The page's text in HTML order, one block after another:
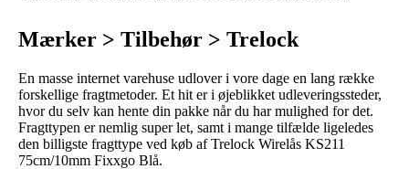
Mærker > Tilbehør > Trelock
En masse internet varehuse udlover i vore dage en lang række
forskellige fragtmetoder. Et hit er i øjeblikket udleveringssteder,
hvor du selv kan hente din pakke når du har mulighed for det.
Fragttypen er nemlig super let, samt i mange tilfælde ligeledes
den billigste fragttype ved køb af Trelock Wirelås KS211
75cm/10mm Fixxgo Blå.